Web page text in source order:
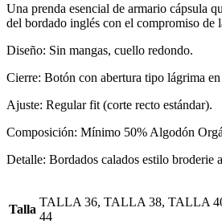
Una prenda esencial de armario cápsula
del bordado inglés con el compromiso de
Diseño: Sin mangas, cuello redondo.
Cierre: Botón con abertura tipo lágrima
Ajuste: Regular fit (corte recto estándar).
Composición: Mínimo 50% Algodón
Detalle: Bordados calados estilo broderie
Talla
TALLA 36, TALLA 38, TALLA
44